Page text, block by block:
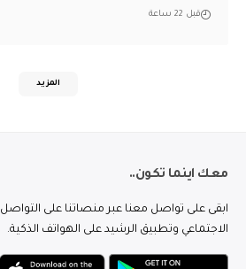
قبل 22 ساعة
المزيد
معك اينما تكون..
ابقى على تواصل معنا عبر منصاتنا على التواصل
الاجتماعي وتطبيق الرشيد على الهواتف الذكية.